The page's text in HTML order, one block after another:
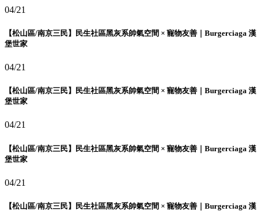
04/21
【松山區/南京三民】民生社區黑灰系帥氣空間 × 寵物友善｜Burgerciaga 漢
堡世家
04/21
【松山區/南京三民】民生社區黑灰系帥氣空間 × 寵物友善｜Burgerciaga 漢
堡世家
04/21
【松山區/南京三民】民生社區黑灰系帥氣空間 × 寵物友善｜Burgerciaga 漢
堡世家
04/21
【松山區/南京三民】民生社區黑灰系帥氣空間 × 寵物友善｜Burgerciaga 漢